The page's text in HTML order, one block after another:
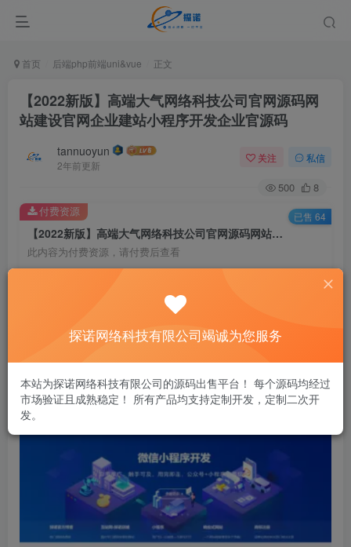
首页 后端php前端uni&vue 正文
【2022新版】高端大气网络科技公司官网源码网
站建设官网企业建站小程序开发企业官源码
tannuoyun
2年前更新
关注 私信
500 8
【2022新版】高端大气网络科技公司官网源码网站建设官网企业建站小程序开发企业官源码
此内容为付费资源，请付费后查看
9.9
立即购买
您当前未登录！建议登陆后购买，可保存购买订单
付费资源 已售 64
探诺网络科技有限公司竭诚为您服务
本站为探诺网络科技有限公司的源码出售平台！ 每个源码均经过
市场验证且成熟稳定！ 所有产品均支持定制开发，定制二次开
发。